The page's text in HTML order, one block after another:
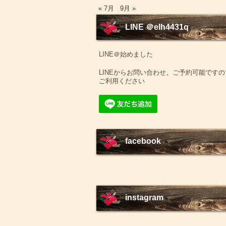
« 7月 9月 »
LINE ＠elh4431q
LINE＠始めました
LINEからお問い合わせ、ご予約可能です
ご利用ください
facebook
instagram